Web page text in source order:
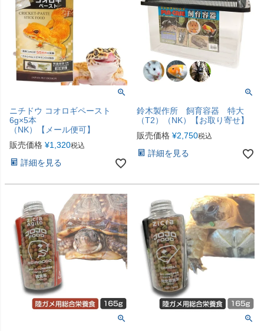
ニチドウ コオロギペースト
6g×5本
（NK）【メール便可】
販売価格 ¥1,320税込
詳細を見る
鈴木製作所 飼育容器 特大
（T2）（NK）【お取り寄せ】
販売価格 ¥2,750税込
詳細を見る